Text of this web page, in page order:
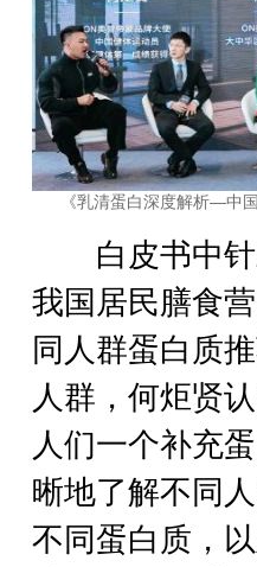
《乳清蛋白深度解析—中
白皮书中针
我国居民膳食
同人群蛋白质
人群，何炬贤
人们一个补充
晰地了解不同
不同蛋白质，